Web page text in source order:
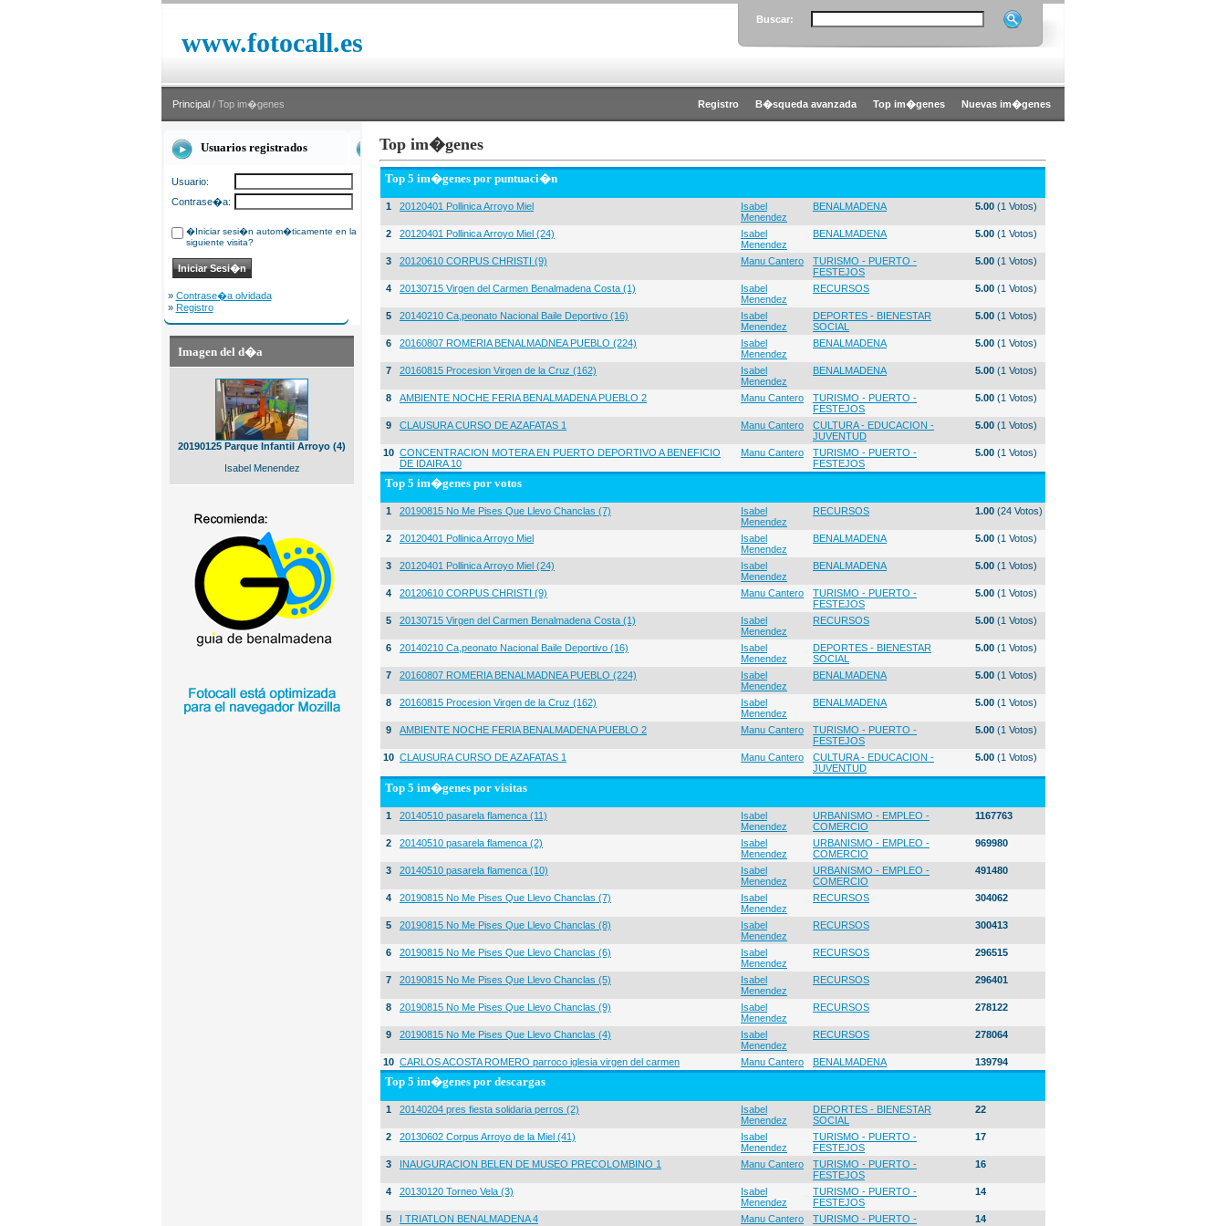
www.fotocall.es
Buscar:
Principal / Top im�genes Registro B�squeda avanzada Top im�genes Nuevas im�genes
Usuarios registrados
Usuario:
Contrase�a:
�Iniciar sesi�n autom�ticamente en la
siguiente visita?
» Contrase�a olvidada
» Registro
Imagen del d�a
20190125 Parque Infantil Arroyo (4)
Isabel Menendez
Top im�genes
Top 5 im�genes por puntuaci�n
1 20120401 Pollinica Arroyo Miel
Isabel
Menendez
BENALMADENA 5.00 (1 Votos)
2 20120401 Pollinica Arroyo Miel (24)
Isabel
Menendez
BENALMADENA 5.00 (1 Votos)
3 20120610 CORPUS CHRISTI (9) Manu Cantero
TURISMO - PUERTO -
FESTEJOS
5.00 (1 Votos)
4 20130715 Virgen del Carmen Benalmadena Costa (1)
Isabel
Menendez
RECURSOS 5.00 (1 Votos)
5 20140210 Ca,peonato Nacional Baile Deportivo (16)
Isabel
Menendez
DEPORTES - BIENESTAR
SOCIAL
5.00 (1 Votos)
6 20160807 ROMERIA BENALMADNEA PUEBLO (224)
Isabel
Menendez
BENALMADENA 5.00 (1 Votos)
7 20160815 Procesion Virgen de la Cruz (162)
Isabel
Menendez
BENALMADENA 5.00 (1 Votos)
8 AMBIENTE NOCHE FERIA BENALMADENA PUEBLO 2 Manu Cantero
TURISMO - PUERTO -
FESTEJOS
5.00 (1 Votos)
9 CLAUSURA CURSO DE AZAFATAS 1 Manu Cantero
CULTURA - EDUCACION -
JUVENTUD
5.00 (1 Votos)
10 CONCENTRACION MOTERA EN PUERTO DEPORTIVO A BENEFICIO
DE IDAIRA 10
Manu Cantero
TURISMO - PUERTO -
FESTEJOS
5.00 (1 Votos)
Top 5 im�genes por votos
1 20190815 No Me Pises Que Llevo Chanclas (7)
Isabel
Menendez
RECURSOS 1.00 (24 Votos)
2 20120401 Pollinica Arroyo Miel
Isabel
Menendez
BENALMADENA 5.00 (1 Votos)
3 20120401 Pollinica Arroyo Miel (24)
Isabel
Menendez
BENALMADENA 5.00 (1 Votos)
4 20120610 CORPUS CHRISTI (9) Manu Cantero
TURISMO - PUERTO -
FESTEJOS
5.00 (1 Votos)
5 20130715 Virgen del Carmen Benalmadena Costa (1)
Isabel
Menendez
RECURSOS 5.00 (1 Votos)
6 20140210 Ca,peonato Nacional Baile Deportivo (16)
Isabel
Menendez
DEPORTES - BIENESTAR
SOCIAL
5.00 (1 Votos)
7 20160807 ROMERIA BENALMADNEA PUEBLO (224)
Isabel
Menendez
BENALMADENA 5.00 (1 Votos)
8 20160815 Procesion Virgen de la Cruz (162)
Isabel
Menendez
BENALMADENA 5.00 (1 Votos)
9 AMBIENTE NOCHE FERIA BENALMADENA PUEBLO 2 Manu Cantero
TURISMO - PUERTO -
FESTEJOS
5.00 (1 Votos)
10 CLAUSURA CURSO DE AZAFATAS 1 Manu Cantero
CULTURA - EDUCACION -
JUVENTUD
5.00 (1 Votos)
Top 5 im�genes por visitas
1 20140510 pasarela flamenca (11)
Isabel
Menendez
URBANISMO - EMPLEO -
COMERCIO
1167763
2 20140510 pasarela flamenca (2)
Isabel
Menendez
URBANISMO - EMPLEO -
COMERCIO
969980
3 20140510 pasarela flamenca (10)
Isabel
Menendez
URBANISMO - EMPLEO -
COMERCIO
491480
4 20190815 No Me Pises Que Llevo Chanclas (7)
Isabel
Menendez
RECURSOS 304062
5 20190815 No Me Pises Que Llevo Chanclas (8)
Isabel
Menendez
RECURSOS 300413
6 20190815 No Me Pises Que Llevo Chanclas (6)
Isabel
Menendez
RECURSOS 296515
7 20190815 No Me Pises Que Llevo Chanclas (5)
Isabel
Menendez
RECURSOS 296401
8 20190815 No Me Pises Que Llevo Chanclas (9)
Isabel
Menendez
RECURSOS 278122
9 20190815 No Me Pises Que Llevo Chanclas (4)
Isabel
Menendez
RECURSOS 278064
10 CARLOS ACOSTA ROMERO parroco iglesia virgen del carmen Manu Cantero BENALMADENA 139794
Top 5 im�genes por descargas
1 20140204 pres fiesta solidaria perros (2)
Isabel
Menendez
DEPORTES - BIENESTAR
SOCIAL
22
2 20130602 Corpus Arroyo de la Miel (41)
Isabel
Menendez
TURISMO - PUERTO -
FESTEJOS
17
3 INAUGURACION BELEN DE MUSEO PRECOLOMBINO 1 Manu Cantero
TURISMO - PUERTO -
FESTEJOS
16
4 20130120 Torneo Vela (3)
Isabel
Menendez
TURISMO - PUERTO -
FESTEJOS
14
5 I TRIATLON BENALMADENA 4 Manu Cantero
TURISMO - PUERTO -
14